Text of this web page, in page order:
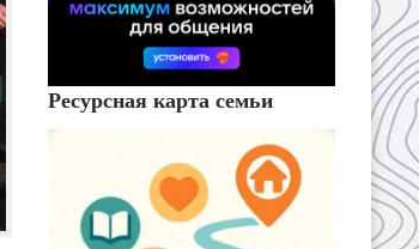
Ресурсная карта семьи